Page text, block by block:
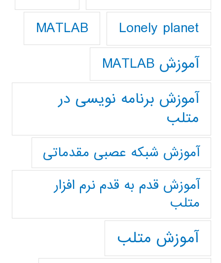
Lonely planet
MATLAB
آموزش MATLAB
آموزش برنامه نویسی در
متلب
آموزش شبکه عصبی مقدماتی
آموزش قدم به قدم نرم افزار
متلب
آموزش متلب